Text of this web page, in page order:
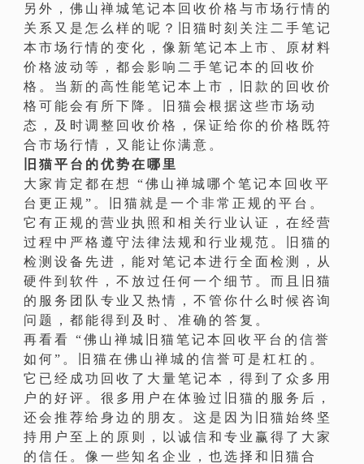
另外，佛山禅城笔记本回收价格与市场行情的
关系又是怎么样的呢？旧猫时刻关注二手笔记
本市场行情的变化，像新笔记本上市、原材料
价格波动等，都会影响二手笔记本的回收价
格。当新的高性能笔记本上市，旧款的回收价
格可能会有所下降。旧猫会根据这些市场动
态，及时调整回收价格，保证给你的价格既符
合市场行情，又能让你满意。
旧猫平台的优势在哪里
大家肯定都在想 “佛山禅城哪个笔记本回收平
台更正规”。旧猫就是一个非常正规的平台。
它有正规的营业执照和相关行业认证，在经营
过程中严格遵守法律法规和行业规范。旧猫的
检测设备先进，能对笔记本进行全面检测，从
硬件到软件，不放过任何一个细节。而且旧猫
的服务团队专业又热情，不管你什么时候咨询
问题，都能得到及时、准确的答复。
再看看 “佛山禅城旧猫笔记本回收平台的信誉
如何”。旧猫在佛山禅城的信誉可是杠杠的。
它已经成功回收了大量笔记本，得到了众多用
户的好评。很多用户在体验过旧猫的服务后，
还会推荐给身边的朋友。这是因为旧猫始终坚
持用户至上的原则，以诚信和专业赢得了大家
的信任。像一些知名企业，也选择和旧猫合